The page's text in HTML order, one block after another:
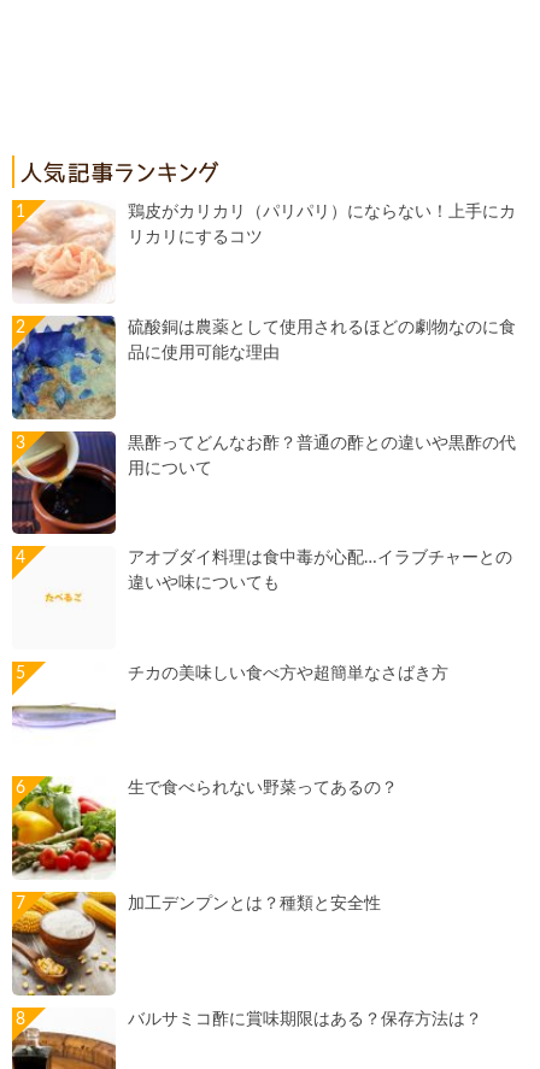
鶏皮がカリカリ（パリパリ）にならない！上手にカ
リカリにするコツ
硫酸銅は農薬として使用されるほどの劇物なのに食
品に使用可能な理由
黒酢ってどんなお酢？普通の酢との違いや黒酢の代
用について
アオブダイ料理は食中毒が心配…イラブチャーとの
違いや味についても
チカの美味しい食べ方や超簡単なさばき方
生で食べられない野菜ってあるの？
加工デンプンとは？種類と安全性
バルサミコ酢に賞味期限はある？保存方法は？